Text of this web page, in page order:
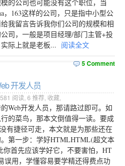
的公司也可能没有这个职位，当
，163这样的公司，只是指中小型公
我留言告诉我你们公司的规模和相
，一般是项目经理/部门主管+投
际上就是老板... 阅读全文
5 Comment
开发人员
阅读, 6 推荐, 收藏
Web开发人员，那请路过即可。如
的菜鸟，那本文倒值得一读。要成
有捷径可走，本文就是为那些还在
第一步：学好HTMLHTML(超文本
首先应该学好它，不要害怕，HT
误用，学懂容易要学精还得费点功